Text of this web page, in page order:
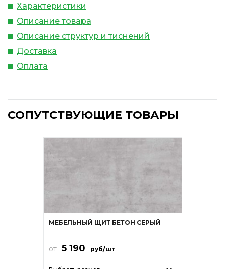
Характеристики
Описание товара
Описание структур и тиснений
Доставка
Оплата
СОПУТСТВУЮЩИЕ ТОВАРЫ
МЕБЕЛЬНЫЙ ЩИТ БЕТОН СЕРЫЙ
от 5 190 руб/шт